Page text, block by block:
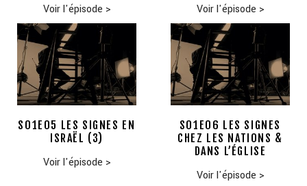
Voir l'épisode > Voir l'épisode >
S01E05 LES SIGNES EN
ISRAËL (3)
Voir l'épisode >
S01E06 LES SIGNES
CHEZ LES NATIONS &
DANS L’ÉGLISE
Voir l'épisode >